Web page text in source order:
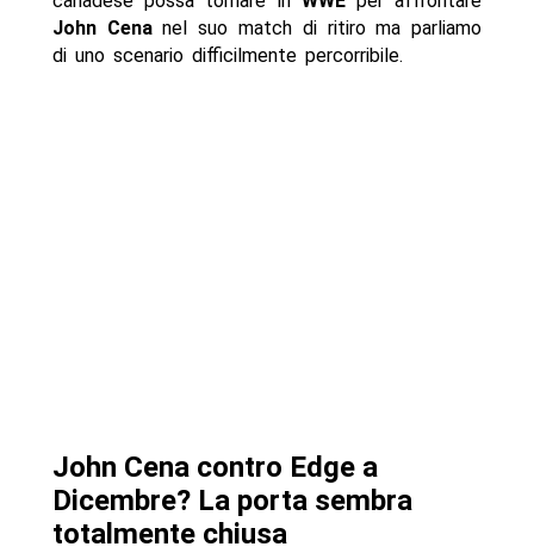
John Cenanel suo match di ritiro ma parliamo
di uno scenario difficilmente percorribile.
John Cena contro Edge a
Dicembre? La porta sembra
totalmente chiusa